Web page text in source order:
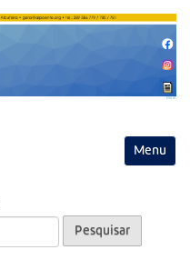
Toggle